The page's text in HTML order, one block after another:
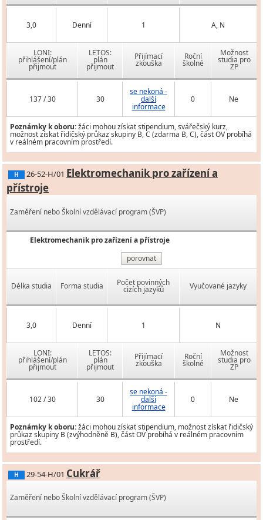
3,0 Denní 1 A, N
LONI:
přihlášení/plán
přijmout
LETOS:
plán
přijmout
Přijímací
zkouška
Roční
školné
Možnost
studia pro
ZP
137 / 30 30
se nekoná -
další
informace
0 Ne
Poznámky k oboru:žáci mohou získat stipendium, svářečský kurz,
možnost získat řidičský průkaz skupiny B, C (zdarma B, C), část OV probíhá
v reálném pracovním prostředí.
H 26-52-H/01 Elektromechanik pro zařízení a
přístroje
Zaměření nebo Školní vzdělávací program (ŠVP)
Elektromechanik pro zařízení a přístroje
porovnat
Délka studia Forma studia Počet povinných
cizích jazyků Vyučované jazyky
3,0 Denní 1 N
LONI:
přihlášení/plán
přijmout
LETOS:
plán
přijmout
Přijímací
zkouška
Roční
školné
Možnost
studia pro
ZP
102 / 30 30
se nekoná -
další
informace
0 Ne
Poznámky k oboru:žáci mohou získat stipendium, možnost získat řidičský
průkaz skupiny B (zvýhodněně B), část OV probíhá v reálném pracovním
prostředí.
H 29-54-H/01 Cukrář
Zaměření nebo Školní vzdělávací program (ŠVP)